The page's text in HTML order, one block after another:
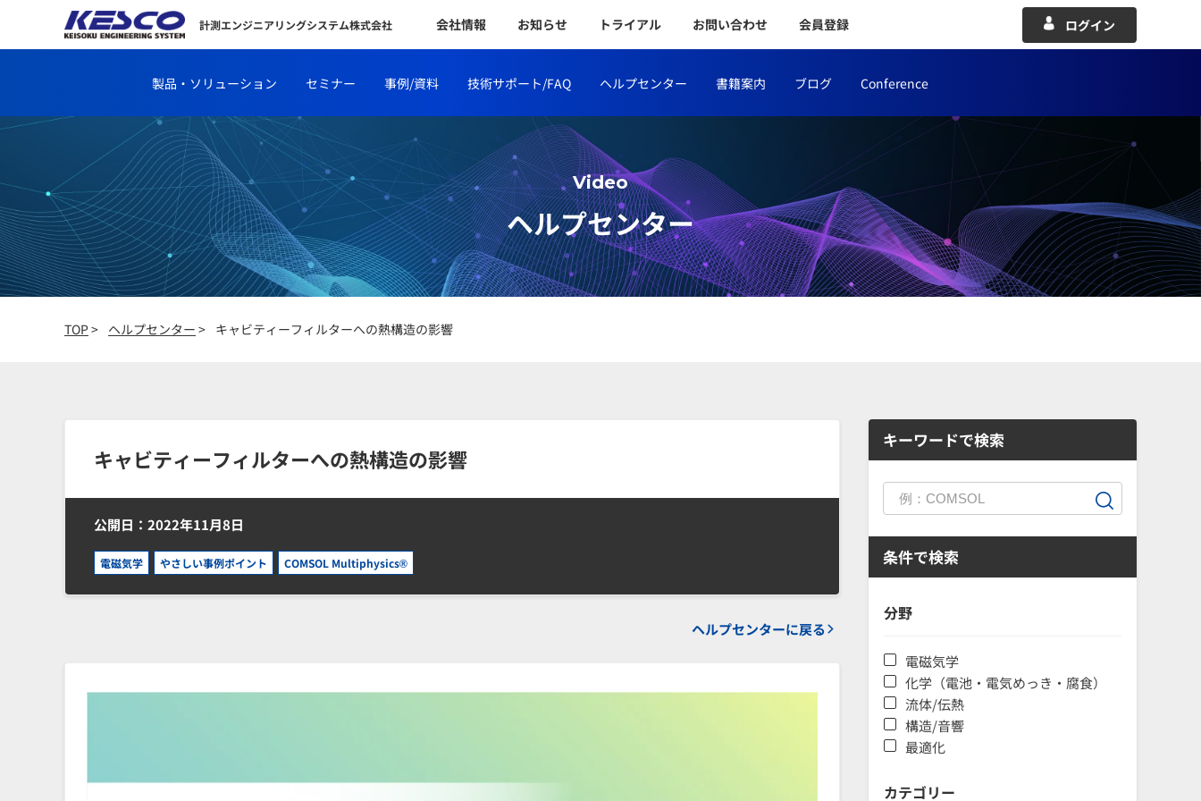
計測エンジニアリングシステム株式会社 会社情報 お知らせ トライアル お問い合わせ 会員登録 ログイン
製品・ソリューション セミナー 事例/資料 技術サポート/FAQ ヘルプセンター 書籍案内 ブログ Conference
Video
ヘルプセンター
TOP> ヘルプセンター > キャビティーフィルターへの熱構造の影響
キャビティーフィルターへの熱構造の影響
公開日：2022年11月8日
電磁気学 やさしい事例ポイント COMSOL Multiphysics®
ヘルプセンターに戻る
キーワードで検索
条件で検索
分野
電磁気学
化学（電池・電気めっき・腐食）
流体/伝熱
構造/音響
最適化
カテゴリー